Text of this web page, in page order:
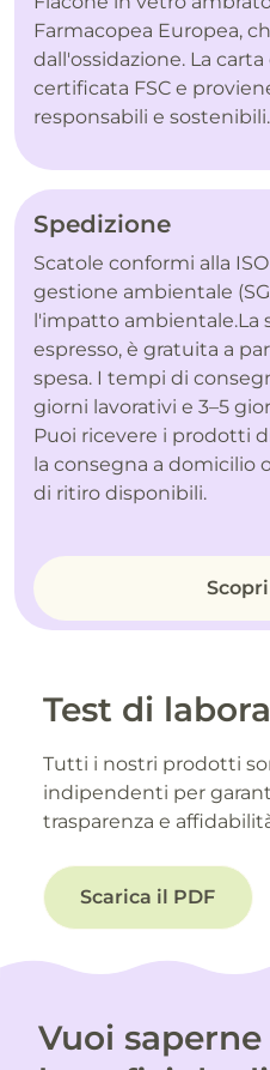
Farmacopea Europea,
dall'ossidazione. La
certificata FSC e
responsabili e sostenibili.
Spedizione
Scatole conformi alla
gestione ambientale
l'impatto ambientale.La
espresso, è gratuita a
spesa. I tempi di
giorni lavorativi e 3–5
Puoi ricevere i prodotti
la consegna a domicilio
di ritiro disponibili.
Test di
Tutti i nostri prodotti
indipendenti per
trasparenza e
Scarica il PDF
Vuoi